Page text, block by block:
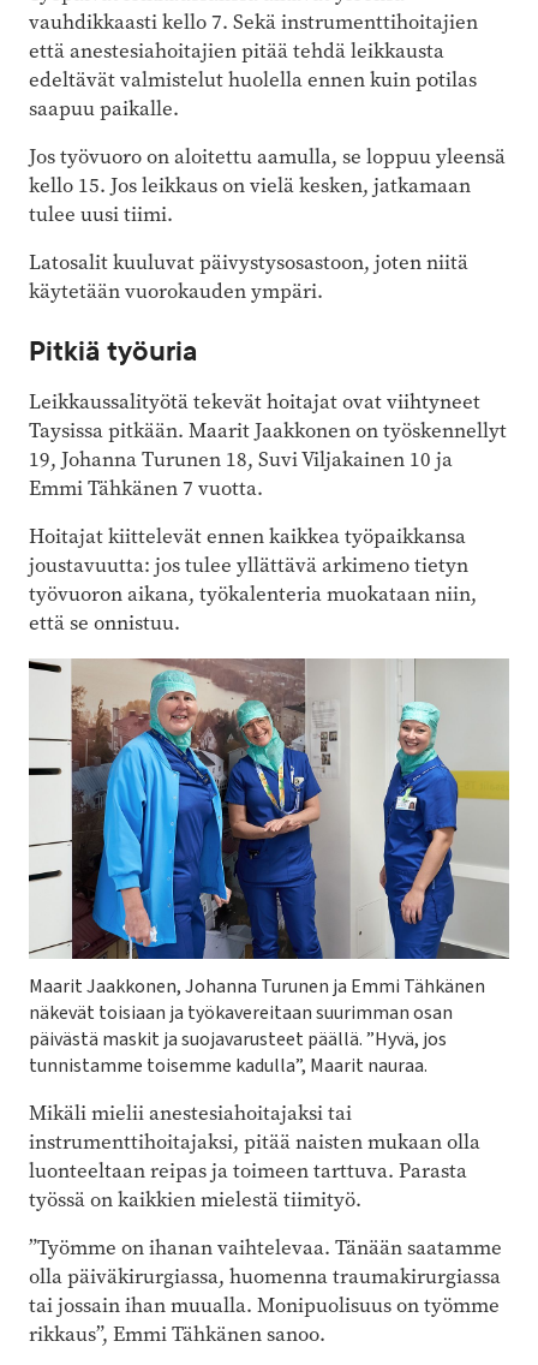
vauhdikkaasti kello 7. Sekä instrumenttihoitajien
että anestesiahoitajien pitää tehdä leikkausta
edeltävät valmistelut huolella ennen kuin potilas
saapuu paikalle.
Jos työvuoro on aloitettu aamulla, se loppuu yleensä
kello 15. Jos leikkaus on vielä kesken, jatkamaan
tulee uusi tiimi.
Latosalit kuuluvat päivystysosastoon, joten niitä
käytetään vuorokauden ympäri.
Pitkiä työuria
Leikkaussalityötä tekevät hoitajat ovat viihtyneet
Taysissa pitkään. Maarit Jaakkonen on työskennellyt
19, Johanna Turunen 18, Suvi Viljakainen 10 ja
Emmi Tähkänen 7 vuotta.
Hoitajat kiittelevät ennen kaikkea työpaikkansa
joustavuutta: jos tulee yllättävä arkimeno tietyn
työvuoron aikana, työkalenteria muokataan niin,
että se onnistuu.
Maarit Jaakkonen, Johanna Turunen ja Emmi Tähkänen
näkevät toisiaan ja työkavereitaan suurimman osan
päivästä maskit ja suojavarusteet päällä. ”Hyvä, jos
tunnistamme toisemme kadulla”, Maarit nauraa.
Mikäli mielii anestesiahoitajaksi tai
instrumenttihoitajaksi, pitää naisten mukaan olla
luonteeltaan reipas ja toimeen tarttuva. Parasta
työssä on kaikkien mielestä tiimityö.
”Työmme on ihanan vaihtelevaa. Tänään saatamme
olla päiväkirurgiassa, huomenna traumakirurgiassa
tai jossain ihan muualla. Monipuolisuus on työmme
rikkaus”, Emmi Tähkänen sanoo.